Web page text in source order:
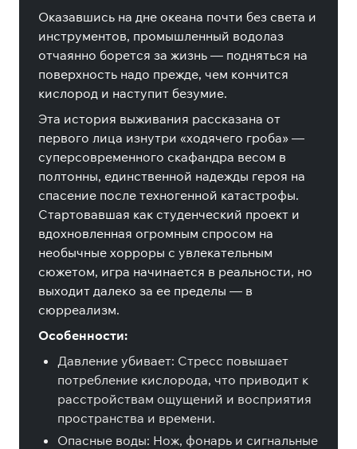
Оказавшись на дне океана почти без света и
инструментов, промышленный водолаз
отчаянно борется за жизнь — подняться на
поверхность надо прежде, чем кончится
кислород и наступит безумие.
Эта история выживания рассказана от
первого лица изнутри «ходячего гроба» —
суперсовременного скафандра весом в
полтонны, единственной надежды героя на
спасение после техногенной катастрофы.
Стартовавшая как студенческий проект и
вдохновленная огромным спросом на
необычные хорроры с увлекательным
сюжетом, игра начинается в реальности, но
выходит далеко за ее пределы — в
сюрреализм.
Особенности:
Давление убивает: Стресс повышает
потребление кислорода, что приводит к
расстройствам ощущений и восприятия
пространства и времени.
Опасные воды: Нож, фонарь и сигнальные